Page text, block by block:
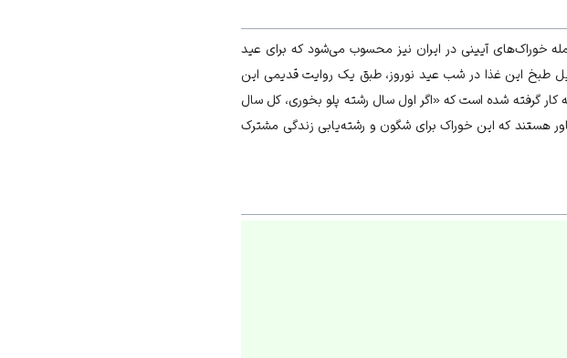
خوراک‌های آیینی در ایران نیز محسوب می‌شود که برای عید
دلیل طبخ این غذا در شب عید نوروز، طبق یک روایت قدیمی این
کار گرفته شده است که «اگر اول سال رشته پلو بخوری، کل سال
هستند که این خوراک برای شگون و رشته‌یابی زندگی مشترک